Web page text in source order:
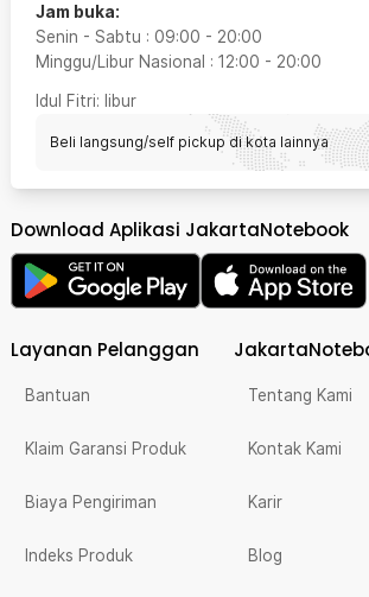
Jam buka:
Senin - Sabtu : 09:00 - 20:00
Minggu/Libur Nasional : 12:00 - 20:00
Idul Fitri: libur
Beli langsung/self pickup di kota lainnya
Download Aplikasi JakartaNotebook
Layanan Pelanggan
Bantuan
Klaim Garansi Produk
Biaya Pengiriman
Indeks Produk
Tentang Kami
Kontak Kami
Karir
Blog